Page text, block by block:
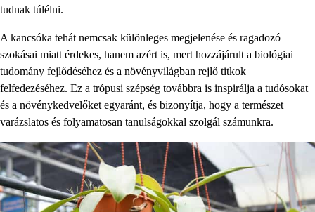
tudnak túlélni.
A kancsóka tehát nemcsak különleges megjelenése és ragadozó
szokásai miatt érdekes, hanem azért is, mert hozzájárult a biológiai
tudomány fejlődéséhez és a növényvilágban rejlő titkok
felfedezéséhez. Ez a trópusi szépség továbbra is inspirálja a tudósokat
és a növénykedvelőket egyaránt, és bizonyítja, hogy a természet
varázslatos és folyamatosan tanulságokkal szolgál számunkra.